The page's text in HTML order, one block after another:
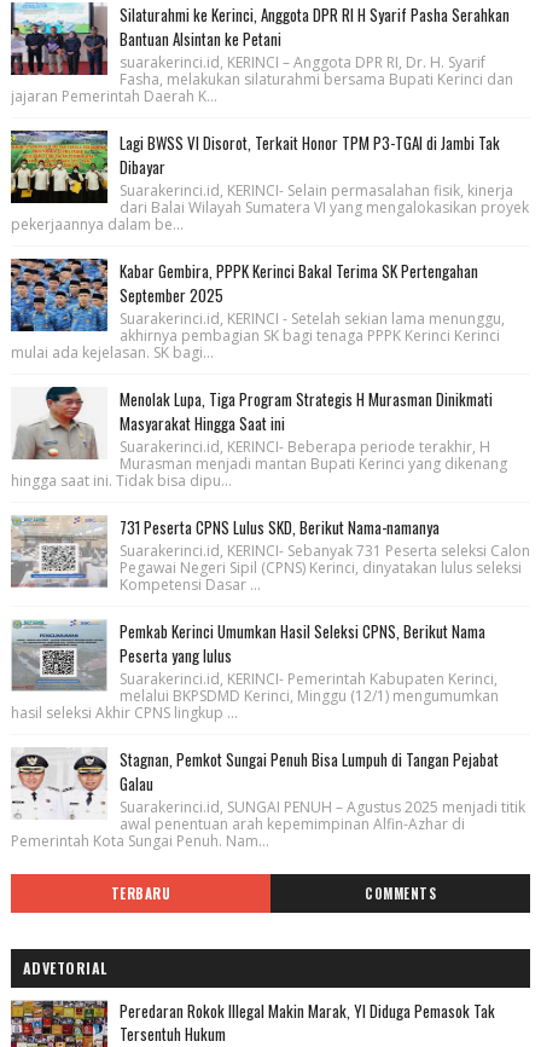
Silaturahmi ke Kerinci, Anggota DPR RI H Syarif Pasha Serahkan
Bantuan Alsintan ke Petani
suarakerinci.id, KERINCI – Anggota DPR RI, Dr. H. Syarif
Fasha, melakukan silaturahmi bersama Bupati Kerinci dan
jajaran Pemerintah Daerah K...
Lagi BWSS VI Disorot, Terkait Honor TPM P3-TGAI di Jambi Tak
Dibayar
Suarakerinci.id, KERINCI- Selain permasalahan fisik, kinerja
dari Balai Wilayah Sumatera VI yang mengalokasikan proyek
pekerjaannya dalam be...
Kabar Gembira, PPPK Kerinci Bakal Terima SK Pertengahan
September 2025
Suarakerinci.id, KERINCI - Setelah sekian lama menunggu,
akhirnya pembagian SK bagi tenaga PPPK Kerinci Kerinci
mulai ada kejelasan. SK bagi...
Menolak Lupa, Tiga Program Strategis H Murasman Dinikmati
Masyarakat Hingga Saat ini
Suarakerinci.id, KERINCI- Beberapa periode terakhir, H
Murasman menjadi mantan Bupati Kerinci yang dikenang
hingga saat ini. Tidak bisa dipu...
731 Peserta CPNS Lulus SKD, Berikut Nama-namanya
Suarakerinci.id, KERINCI- Sebanyak 731 Peserta seleksi Calon
Pegawai Negeri Sipil (CPNS) Kerinci, dinyatakan lulus seleksi
Kompetensi Dasar ...
Pemkab Kerinci Umumkan Hasil Seleksi CPNS, Berikut Nama
Peserta yang lulus
Suarakerinci.id, KERINCI- Pemerintah Kabupaten Kerinci,
melalui BKPSDMD Kerinci, Minggu (12/1) mengumumkan
hasil seleksi Akhir CPNS lingkup ...
Stagnan, Pemkot Sungai Penuh Bisa Lumpuh di Tangan Pejabat
Galau
Suarakerinci.id, SUNGAI PENUH – Agustus 2025 menjadi titik
awal penentuan arah kepemimpinan Alfin-Azhar di
Pemerintah Kota Sungai Penuh. Nam...
TERBARU COMMENTS
ADVETORIAL
Peredaran Rokok Illegal Makin Marak, YI Diduga Pemasok Tak
Tersentuh Hukum